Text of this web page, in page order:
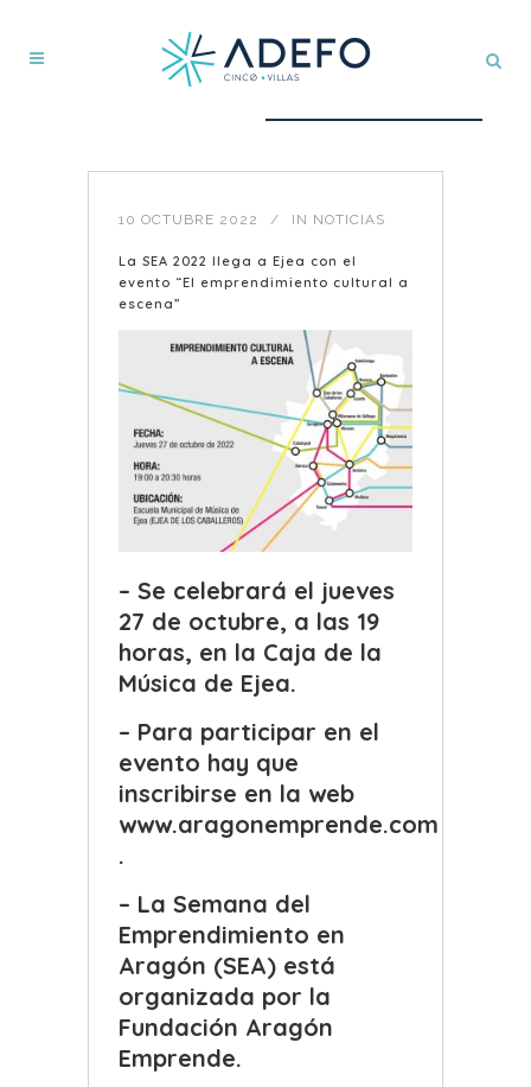
10 OCTUBRE 2022 IN NOTICIAS
La SEA 2022 llega a Ejea con el
evento “El emprendimiento cultural a
escena”
– Se celebrará el jueves
27 de octubre, a las 19
horas, en la Caja de la
Música de Ejea.
– Para participar en el
evento hay que
inscribirse en la web
www.aragonemprende.com
.
– La Semana del
Emprendimiento en
Aragón (SEA) está
organizada por la
Fundación Aragón
Emprende.